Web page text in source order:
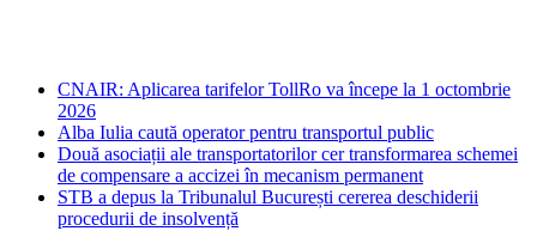
CNAIR: Aplicarea tarifelor TollRo va începe la 1 octombrie
2026
Alba Iulia caută operator pentru transportul public
Două asociații ale transportatorilor cer transformarea schemei
de compensare a accizei în mecanism permanent
STB a depus la Tribunalul București cererea deschiderii
procedurii de insolvență